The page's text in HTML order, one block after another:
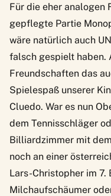
Für die eher analogen
gepflegte Partie
wäre natürlich auch
falsch gespielt haben.
Freundschaften das
Spielespaß unserer
Cluedo. War es nun
dem Tennisschläger
Billiardzimmer mit
noch an einer
Lars-Christopher im
Milchaufschäumer